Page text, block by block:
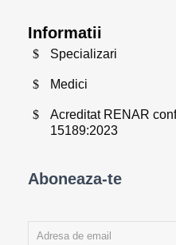
Informatii
Specializari
Medici
Acreditat RENAR
15189:2023
Aboneaza-te